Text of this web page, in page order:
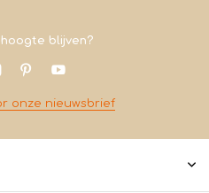
blijven?
onze nieuwsbrief